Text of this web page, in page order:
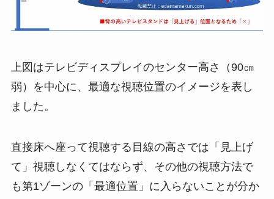
上図はテレビディスプレイのセンター高さ（90㎝
弱）を中心に、最適な視聴位置のイメージを表し
ました。
直接床へ座って視聴する目線の高さでは「見上げ
て」視聴しなくてはならず、その他の視聴方法で
も第1ゾーンの「最適位置」に入らないことが分か